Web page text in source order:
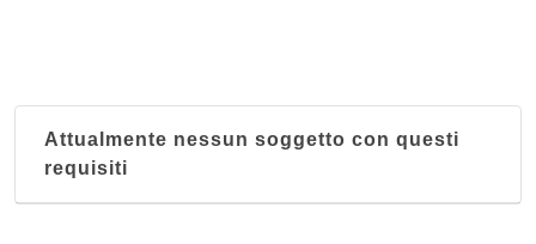
Attualmente nessun soggetto con questi
requisiti